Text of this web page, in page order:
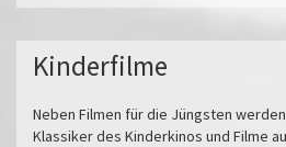
Kinderfilme
Neben Filmen für die Jüngsten
Klassiker des Kinderkinos und Filme